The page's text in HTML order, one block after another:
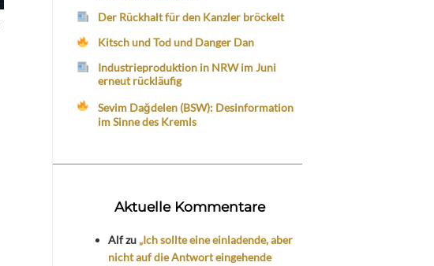
Der Rückhalt für den Kanzler bröckelt
Kitsch und Tod und Danger Dan
Industrieproduktion in NRW im Juni
erneut rückläufig
Sevim Dağdelen (BSW): Desinformation
im Sinne des Kremls
Aktuelle Kommentare
Alfzu „Ich sollte eine einladende, aber
nicht auf die Antwort eingehende